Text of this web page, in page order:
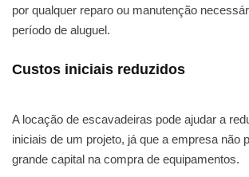
por qualquer reparo ou manutenção
período de aluguel.
Custos iniciais reduzidos
A locação de escavadeiras pode ajudar a
iniciais de um projeto, já que a empresa não
grande capital na compra de equipamentos.